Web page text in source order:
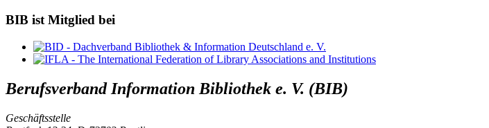
BIB ist Mitglied bei
Berufsverband Information Bibliothek e. V. (BIB)
Geschäftsstelle